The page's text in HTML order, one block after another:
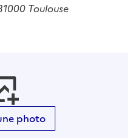
Toulouse
photo